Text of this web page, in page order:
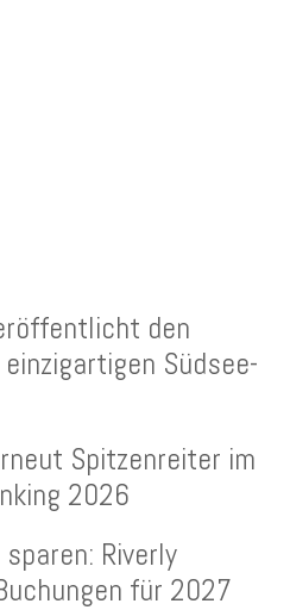
den
Südsee-
Spitzenreiter im
2026
Riverly
für 2027